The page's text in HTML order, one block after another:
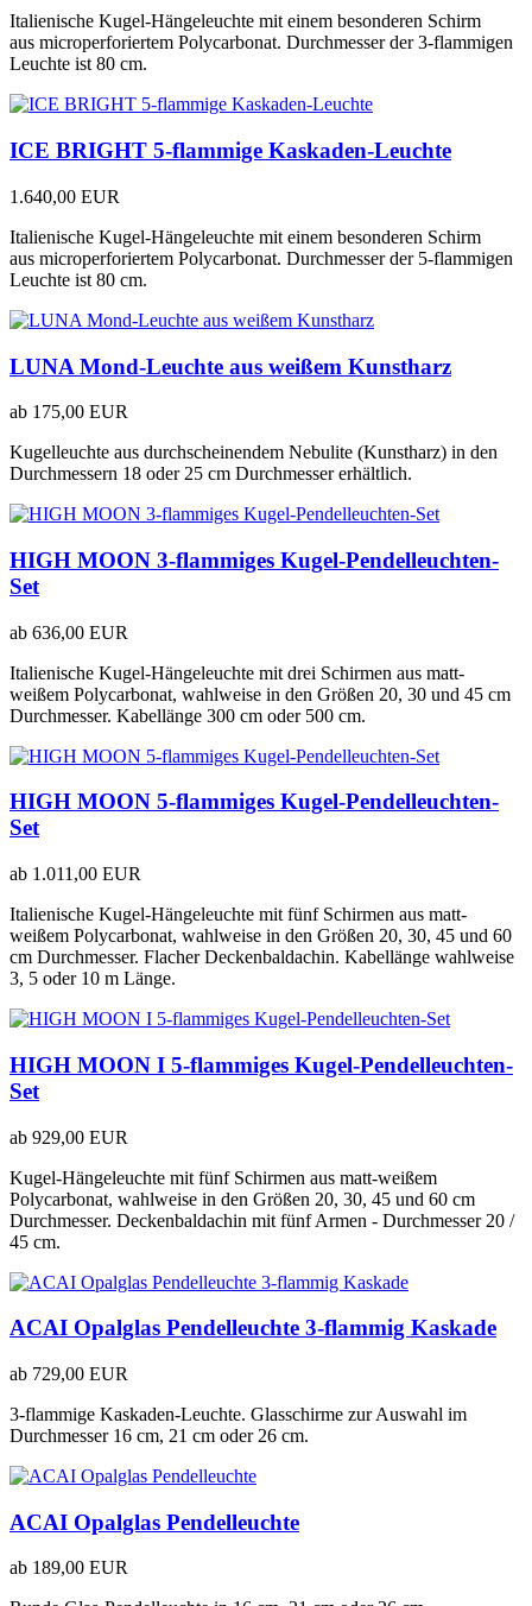
Italienische Kugel-Hängeleuchte mit einem besonderen Schirm
aus microperforiertem Polycarbonat. Durchmesser der 3-flammigen
Leuchte ist 80 cm.
ICE BRIGHT 5-flammige Kaskaden-Leuchte
1.640,00 EUR
Italienische Kugel-Hängeleuchte mit einem besonderen Schirm
aus microperforiertem Polycarbonat. Durchmesser der 5-flammigen
Leuchte ist 80 cm.
LUNA Mond-Leuchte aus weißem Kunstharz
ab 175,00 EUR
Kugelleuchte aus durchscheinendem Nebulite (Kunstharz) in den
Durchmessern 18 oder 25 cm Durchmesser erhältlich.
HIGH MOON 3-flammiges Kugel-Pendelleuchten-
Set
ab 636,00 EUR
Italienische Kugel-Hängeleuchte mit drei Schirmen aus matt-
weißem Polycarbonat, wahlweise in den Größen 20, 30 und 45 cm
Durchmesser. Kabellänge 300 cm oder 500 cm.
HIGH MOON 5-flammiges Kugel-Pendelleuchten-
Set
ab 1.011,00 EUR
Italienische Kugel-Hängeleuchte mit fünf Schirmen aus matt-
weißem Polycarbonat, wahlweise in den Größen 20, 30, 45 und 60
cm Durchmesser. Flacher Deckenbaldachin. Kabellänge wahlweise
3, 5 oder 10 m Länge.
HIGH MOON I 5-flammiges Kugel-Pendelleuchten-
Set
ab 929,00 EUR
Kugel-Hängeleuchte mit fünf Schirmen aus matt-weißem
Polycarbonat, wahlweise in den Größen 20, 30, 45 und 60 cm
Durchmesser. Deckenbaldachin mit fünf Armen - Durchmesser 20 /
45 cm.
ACAI Opalglas Pendelleuchte 3-flammig Kaskade
ab 729,00 EUR
3-flammige Kaskaden-Leuchte. Glasschirme zur Auswahl im
Durchmesser 16 cm, 21 cm oder 26 cm.
ACAI Opalglas Pendelleuchte
ab 189,00 EUR